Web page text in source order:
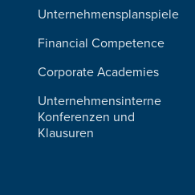
Unternehmensplanspiele
Financial Competence
Corporate Academies
Unternehmensinterne
Konferenzen und
Klausuren